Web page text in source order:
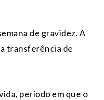
de gravidez. A
transferência de
período em que o